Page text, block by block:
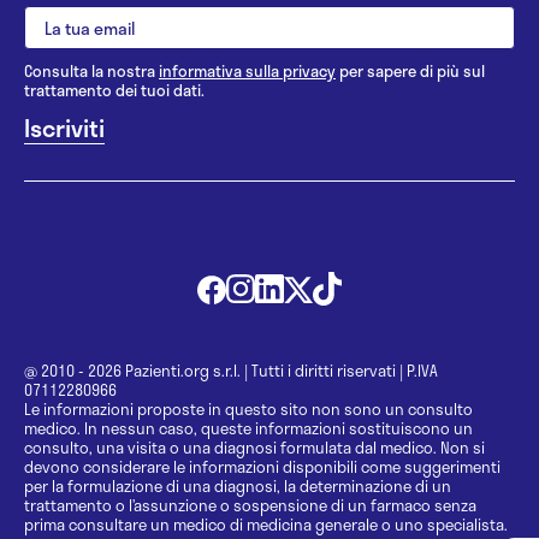
Consulta la nostrainformativa sulla privacy per sapere di più sul
trattamento dei tuoi dati.
@ 2010 - 2026 Pazienti.org s.r.l. | Tutti i diritti riservati | P.IVA
07112280966
Le informazioni proposte in questo sito non sono un consulto
medico. In nessun caso, queste informazioni sostituiscono un
consulto, una visita o una diagnosi formulata dal medico. Non si
devono considerare le informazioni disponibili come suggerimenti
per la formulazione di una diagnosi, la determinazione di un
trattamento o l’assunzione o sospensione di un farmaco senza
prima consultare un medico di medicina generale o uno specialista.